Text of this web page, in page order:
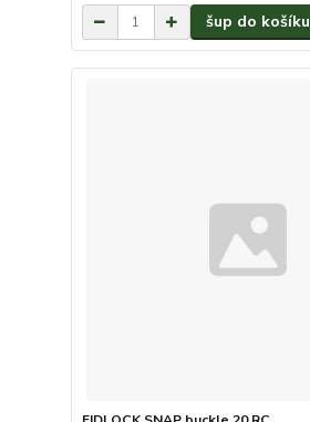
šup do košíku